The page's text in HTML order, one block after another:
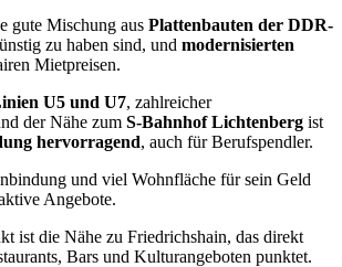
gute Mischung aus Plattenbauten der DDR-
zu haben sind, und modernisierten
Mietpreisen.
U5 und U7, zahlreicher
der Nähe zum S-Bahnhof Lichtenberg ist
hervorragend, auch für Berufspendler.
und viel Wohnfläche für sein Geld
Angebote.
ist die Nähe zu Friedrichshain, das direkt
Bars und Kulturangeboten punktet.